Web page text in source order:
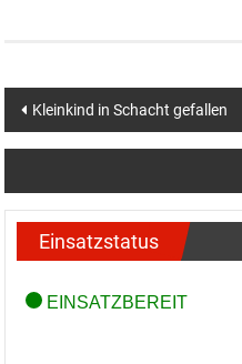
Beitragsnavigation
Kleinkind in Schacht gefallen
Einsatzstatus